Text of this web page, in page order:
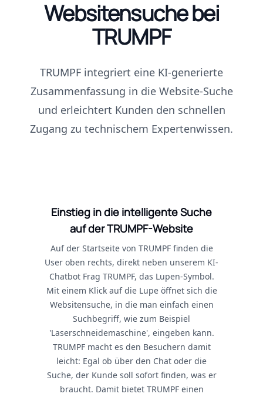
Websitensuche bei
TRUMPF
TRUMPF integriert eine KI‑generierte
Zusammenfassung in die Website-Suche
und erleichtert Kunden den schnellen
Zugang zu technischem Expertenwissen.
Einstieg in die intelligente Suche
auf der TRUMPF-Website
Auf der Startseite von TRUMPF finden die
User oben rechts, direkt neben unserem KI-
Chatbot Frag TRUMPF, das Lupen-Symbol.
Mit einem Klick auf die Lupe öffnet sich die
Websitensuche, in die man einfach einen
Suchbegriff, wie zum Beispiel
'Laserschneidemaschine', eingeben kann.
TRUMPF macht es den Besuchern damit
leicht: Egal ob über den Chat oder die
Suche, der Kunde soll sofort finden, was er
braucht. Damit bietet TRUMPF einen